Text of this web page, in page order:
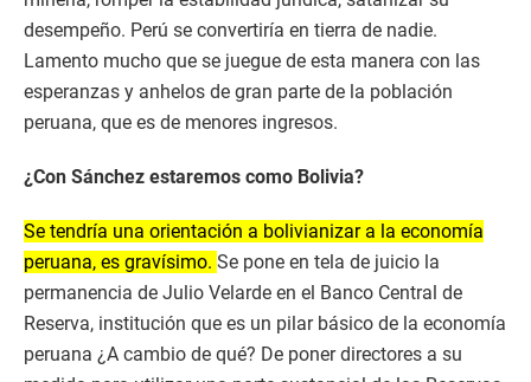
desempeño. Perú se convertiría en tierra de nadie.
Lamento mucho que se juegue de esta manera con las
esperanzas y anhelos de gran parte de la población
peruana, que es de menores ingresos.
¿Con Sánchez estaremos como Bolivia?
Se tendría una orientación a bolivianizar a la economía
peruana, es gravísimo. Se pone en tela de juicio la
permanencia de Julio Velarde en el Banco Central de
Reserva, institución que es un pilar básico de la economía
peruana ¿A cambio de qué? De poner directores a su